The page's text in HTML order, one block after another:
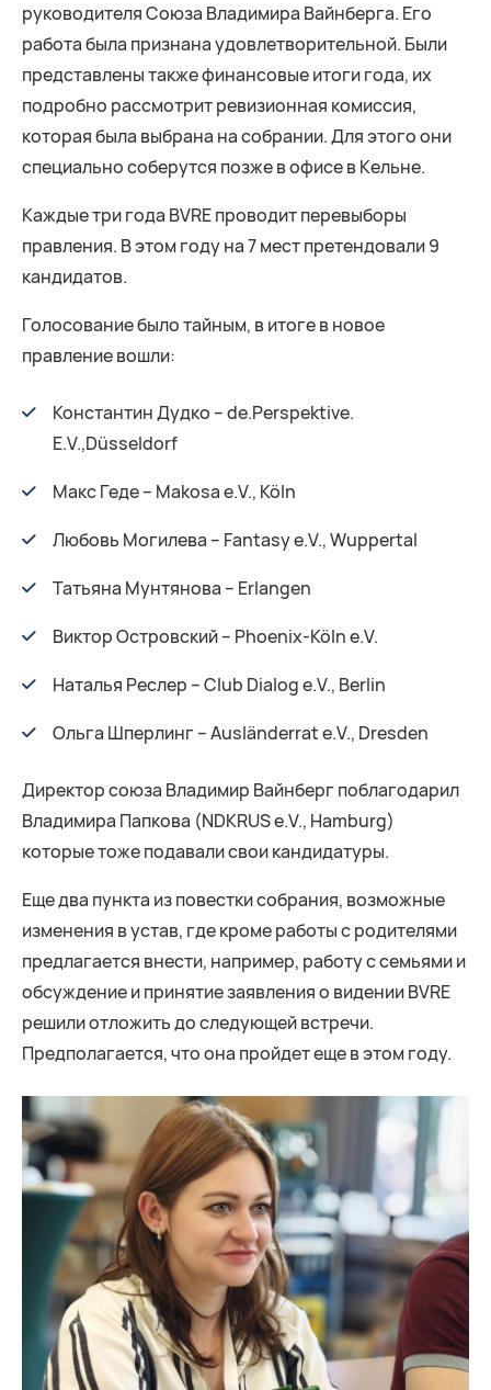
руководителя Союза Владимира Вайнберга. Его
работа была признана удовлетворительной. Были
представлены также финансовые итоги года, их
подробно рассмотрит ревизионная комиссия,
которая была выбрана на собрании. Для этого они
специально соберутся позже в офисе в Кельне.
Каждые три года BVRE проводит перевыборы
правления. В этом году на 7 мест претендовали 9
кандидатов.
Голосование было тайным, в итоге в новое
правление вошли:
Константин Дудко – de.Perspektive.
E.V.,Düsseldorf
Макс Геде – Makosa e.V., Köln
Любовь Могилева – Fantasy e.V., Wuppertal
Татьяна Мунтянова – Erlangen
Виктор Островский – Phoenix-Köln e.V.
Наталья Реслер – Club Dialog e.V., Berlin
Ольга Шперлинг – Ausländerrat e.V., Dresden
Директор союза Владимир Вайнберг поблагодарил
Владимира Папкова (NDKRUS e.V., Hamburg)
которые тоже подавали свои кандидатуры.
Еще два пункта из повестки собрания, возможные
изменения в устав, где кроме работы с родителями
предлагается внести, например, работу с семьями и
обсуждение и принятие заявления о видении BVRE
решили отложить до следующей встречи.
Предполагается, что она пройдет еще в этом году.